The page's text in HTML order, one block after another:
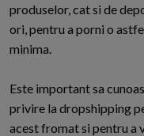
produselor, cat si de
ori, pentru a porni o
minima.
Este important sa
privire la dropshipping
acest fromat si pentru a